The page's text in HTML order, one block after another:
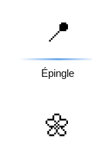
📍
Épingle
🌼